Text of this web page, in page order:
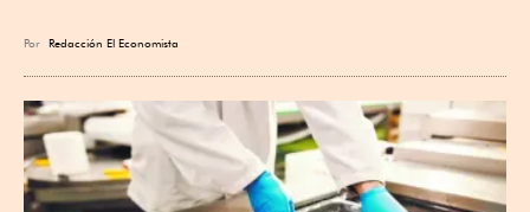
Por Redacción El Economista